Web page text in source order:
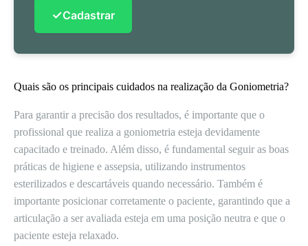
✓Cadastrar
Quais são os principais cuidados na realização da Goniometria?
Para garantir a precisão dos resultados, é importante que o
profissional que realiza a goniometria esteja devidamente
capacitado e treinado. Além disso, é fundamental seguir as boas
práticas de higiene e assepsia, utilizando instrumentos
esterilizados e descartáveis quando necessário. Também é
importante posicionar corretamente o paciente, garantindo que a
articulação a ser avaliada esteja em uma posição neutra e que o
paciente esteja relaxado.